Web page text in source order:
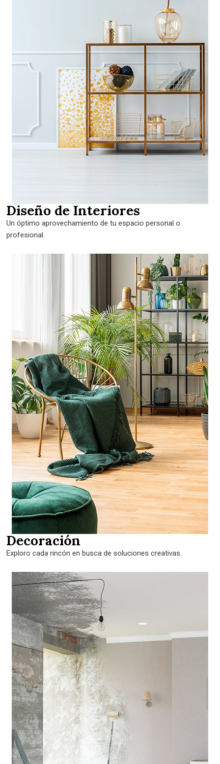
Diseño de Interiores
Un óptimo aprovechamiento de tu espacio personal o
profesional.
Decoración
Exploro cada rincón en busca de soluciones creativas.